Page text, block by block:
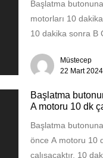
Başlatma
motorları 10 dakika
10 dakika sonra B
Ardından 10...
Müstecep
22 Mart 2024
Başlatma
A motoru 10 dk
Başlatma
önce A motoru 10
çalışacaktır. 10